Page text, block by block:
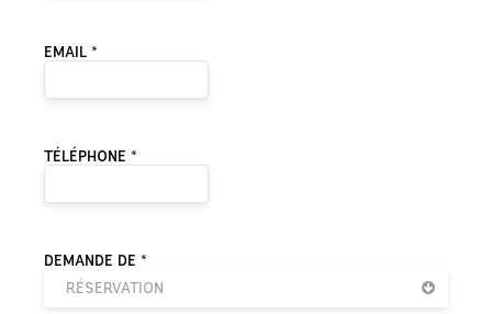
EMAIL *
TÉLÉPHONE *
DEMANDE DE *
RÉSERVATION